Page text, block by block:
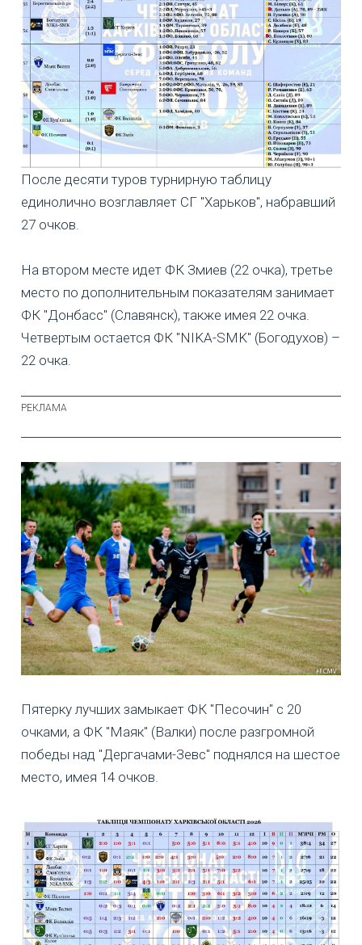
После десяти туров турнирную таблицу
единолично возглавляет СГ "Харьков", набравший
27 очков.
На втором месте идет ФК Змиев (22 очка), третье
место по дополнительным показателям занимает
ФК "Донбасс" (Славянск), также имея 22 очка.
Четвертым остается ФК "NIKA-SMK" (Богодухов) –
22 очка.
Пятерку лучших замыкает ФК "Песочин" с 20
очками, а ФК "Маяк" (Валки) после разгромной
победы над "Дергачами-Зевс" поднялся на шестое
место, имея 14 очков.